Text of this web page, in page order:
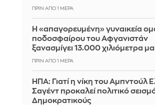
ΠΡΙΝ ΑΠΌ 1 ΜΈΡΑ
Η «απαγορευμένη» γυναικεία
ποδοσφαίρου του Αφγανιστάν
ξανασμίγει 13.000 χιλιόμετρα
ΠΡΙΝ ΑΠΌ 1 ΜΈΡΑ
ΗΠΑ: Γιατί η νίκη του Αμπντούλ
Σαγέντ προκαλεί πολιτικό
Δημοκρατικούς